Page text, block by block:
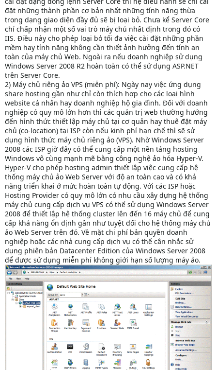
đặt những thành phần cơ bản nhất những tính năng thừa
trong dạng giao diện đầy đủ sẽ bị loại bỏ. Chưa kể Server Core
chỉ chấp nhận một số vai trò máy chủ nhất định trong đó có
IIS. Điều này cho phép loại bỏ tối đa việc cài đặt những phần
mềm hay tính năng không cần thiết ảnh hưởng đến tính an
toàn của máy chủ Web. Ngoài ra nếu doanh nghiệp sử dụng
Windows Server 2008 R2 hoàn toàn có thể sử dụng ASP.NET
trên Server Core.
2) Máy chủ riêng ảo VPS (miễn phí): Ngày nay việc ứng dụng
share hosting gần như chỉ còn thích hợp cho các loại hình
website cá nhân hay doanh nghiệp hộ gia đình. Đối với doanh
nghiệp có quy mô lớn hơn thì các quản trị web thường hướng
đến hình thức thiết lập máy chủ tại cơ quản hay thuê đặt máy
chủ (co-location) tại ISP còn nếu kinh phí hạn chế thì sẽ sử
dụng hình thức máy chủ riêng ảo (VPS). Nhờ Windows Server
2008 các ISP giờ đây có thể cung cấp một nền tảng hosting
Windows vô cùng mạnh mẽ bằng công nghệ ảo hóa Hyper-V.
Hyper-V cho phép hosting admin thiết lập việc cung cấp hệ
thống máy chủ ảo Web Server với độ an toàn cao và có khả
năng triển khai ở mức hoàn toàn tự động. Với các ISP hoặc
Hosting Provider có quy mô lớn có nhu cầu xây dựng hệ thống
máy chủ cung cấp dịch vụ VPS có thể sử dụng Windows Server
2008 để thiết lập hệ thống cluster lên đến 16 máy chủ để cung
cấp khả năng ổn định gần như tuyệt đối cho hệ thống máy chủ
ảo Web Server trên đó. Về mặt chi phí bản quyền doanh
nghiệp hoặc các nhà cung cấp dịch vụ có thể cân nhắc sử
dụng phiên bản Datacenter Edition của Windows Server 2008
để được sử dụng miễn phí không giới hạn số lượng máy ảo.